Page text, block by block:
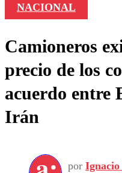
NACIONAL
Camioneros
precio de los
acuerdo entre
Irán
por Ignacio